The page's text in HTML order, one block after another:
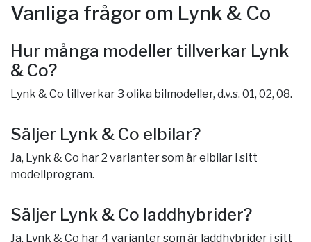
Vanliga frågor om Lynk & Co
Hur många modeller tillverkar Lynk
& Co?
Lynk & Co tillverkar 3 olika bilmodeller, d.v.s. 01, 02, 08.
Säljer Lynk & Co elbilar?
Ja, Lynk & Co har 2 varianter som är elbilar i sitt
modellprogram.
Säljer Lynk & Co laddhybrider?
Ja, Lynk & Co har 4 varianter som är laddhybrider i sitt